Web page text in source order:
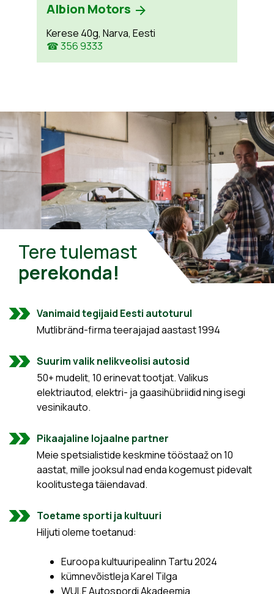
Albion Motors
Kerese 40g, Narva, Eesti
☎ 356 9333
Tere tulemast
perekonda!
Vanimaid tegijaid Eesti autoturul
Mutlibränd-firma teerajajad aastast 1994
Suurim valik nelikveolisi autosid
50+ mudelit, 10 erinevat tootjat. Valikus
elektriautod, elektri- ja gaasihübriidid ning isegi
vesinikauto.
Pikaajaline lojaalne partner
Meie spetsialistide keskmine tööstaaž on 10
aastat, mille jooksul nad enda kogemust pidevalt
koolitustega täiendavad.
Toetame sporti ja kultuuri
Hiljuti oleme toetanud:
Euroopa kultuuripealinn Tartu 2024
kümnevõistleja Karel Tilga
WULF Autospordi Akadeemia